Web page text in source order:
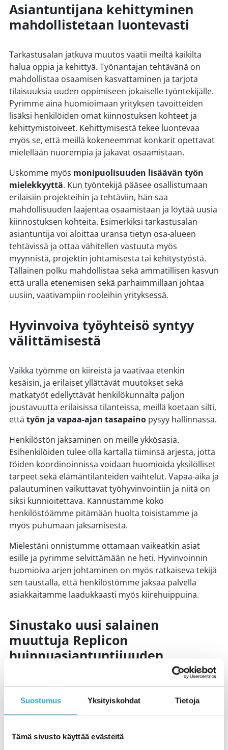
Suostumus Yksityiskohdat Tietoja
Tämä sivusto käyttää evästeitä
Asiantuntijana kehittyminen
mahdollistetaan luontevasti
Tarkastusalan jatkuva muutos vaatii meiltä kaikilta
halua oppia ja kehittyä. Työnantajan tehtävänä on
mahdollistaa osaamisen kasvattaminen ja tarjota
tilaisuuksia uuden oppimiseen jokaiselle työntekijälle.
Pyrimme aina huomioimaan yrityksen tavoitteiden
lisäksi henkilöiden omat kiinnostuksen kohteet ja
kehittymistoiveet. Kehittymisestä tekee luontevaa
myös se, että meillä kokeneemmat konkarit opettavat
mielellään nuorempia ja jakavat osaamistaan.
Uskomme myös monipuolisuuden lisäävän työn
mielekkyyttä. Kun työntekijä pääsee osallistumaan
erilaisiin projekteihin ja tehtäviin, hän saa
mahdollisuuden laajentaa osaamistaan ja löytää uusia
kiinnostuksen kohteita. Esimerkiksi tarkastusalan
asiantuntija voi aloittaa uransa tietyn osa-alueen
tehtävissä ja ottaa vähitellen vastuuta myös
myynnistä, projektin johtamisesta tai kehitystyöstä.
Tällainen polku mahdollistaa sekä ammatillisen kasvun
että uralla etenemisen sekä parhaimmillaan johtaa
uusiin, vaativampiin rooleihin yrityksessä.
Hyvinvoiva työyhteisö syntyy
välittämisestä
Vaikka työmme on kiireistä ja vaativaa etenkin
kesäisin, ja erilaiset yllättävät muutokset sekä
matkatyöt edellyttävät henkilökunnalta paljon
joustavuutta erilaisissa tilanteissa, meillä koetaan silti,
että työn ja vapaa-ajan tasapainopysyy hallinnassa.
Henkilöstön jaksaminen on meille ykkösasia.
Esihenkilöiden tulee olla kartalla tiiminsä arjesta, jotta
töiden koordinoinnissa voidaan huomioida yksilölliset
tarpeet sekä elämäntilanteiden vaihtelut. Vapaa-aika ja
palautuminen vaikuttavat työhyvinvointiin ja niitä on
siksi kunnioitettava. Kannustamme koko
henkilöstöämme pitämään huolta toisistamme ja
myös puhumaan jaksamisesta.
Mielestäni onnistumme ottamaan vaikeatkin asiat
esille ja pyrimme selvittämään ne heti. Hyvinvoinnin
huomioiva arjen johtaminen on myös ratkaiseva tekijä
sen taustalla, että henkilöstömme jaksaa palvella
asiakkaitamme laadukkaasti myös kiirehuippuina.
Sinustako uusi salainen
muuttuja Replicon
huippuasiantuntijuuden
Meillä Replicolla huippuasiantuntijuus syntyy
yhteistyössä, kun hyvinvointi, oikea asenne, laaja
Asiantuntijamme ovat huippuasiantuntijuuden